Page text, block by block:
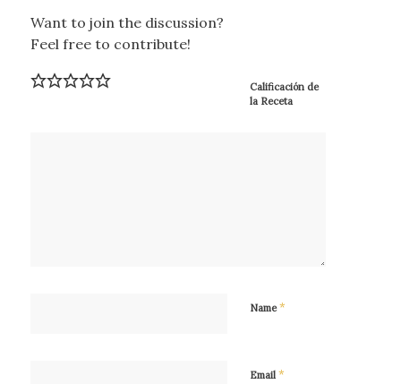
Want to join the discussion?
Feel free to contribute!
Calificación de
la Receta
Name*
Email *